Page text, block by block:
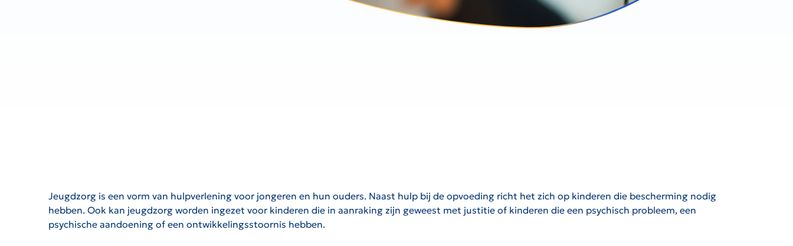
Jeugdzorg is een vorm van hulpverlening voor jongeren en hun ouders. Naast hulp bij de opvoeding richt het zich op kinderen die bescherming nodig
hebben. Ook kan jeugdzorg worden ingezet voor kinderen die in aanraking zijn geweest met justitie of kinderen die een psychisch probleem, een
psychische aandoening of een ontwikkelingsstoornis hebben.